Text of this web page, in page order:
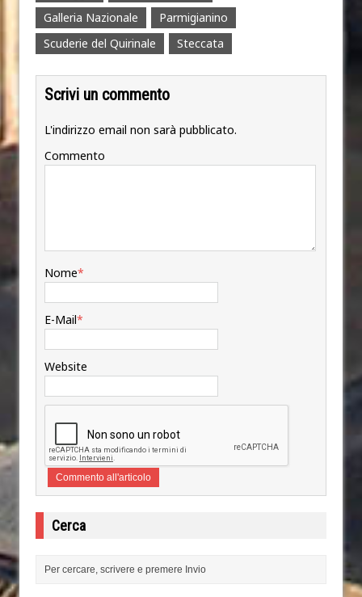
Galleria Nazionale
Parmigianino
Scuderie del Quirinale
Steccata
Scrivi un commento
L'indirizzo email non sarà pubblicato.
Commento
Nome*
E-Mail*
Website
Cerca